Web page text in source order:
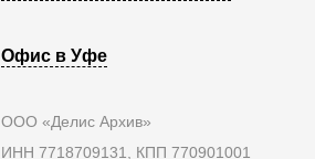
Офис в Уфе
ООО «Делис Архив»
ИНН 7718709131, КПП 770901001